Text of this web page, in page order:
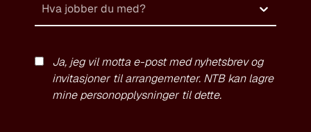
Hva jobber du med?
Ja, jeg vil motta e-post med nyhetsbrev og
invitasjoner til arrangementer. NTB kan lagre
mine personopplysninger til dette.